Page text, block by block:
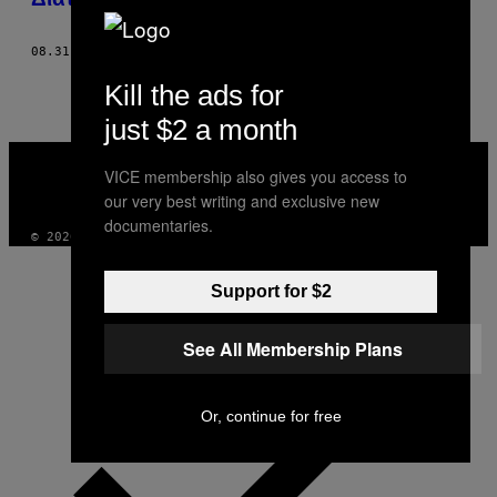
08.31.23
MEDIA
INSTAGRAM
TIKTOKYOUTUBE
© 2026 VICE DIGITAL PUBLISHING, LLC
Kill the ads for
just $2 a month
VICE membership also gives you access to
our very best writing and exclusive new
documentaries.
Support for $2
See All Membership Plans
Or, continue for free